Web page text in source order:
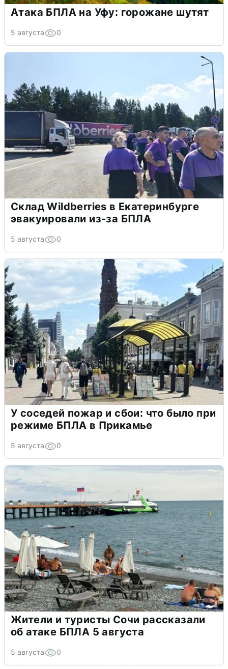
Атака БПЛА на Уфу: горожане шутят
5 августа 0
Склад Wildberries в Екатеринбурге
эвакуировали из-за БПЛА
5 августа 0
У соседей пожар и сбои: что было при
режиме БПЛА в Прикамье
5 августа 0
Жители и туристы Сочи рассказали
об атаке БПЛА 5 августа
5 августа 0